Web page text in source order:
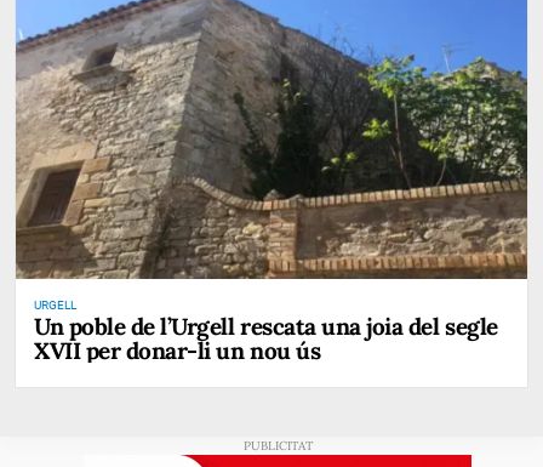
URGELL
Un poble de l’Urgell rescata una joia del segle
XVII per donar-li un nou ús